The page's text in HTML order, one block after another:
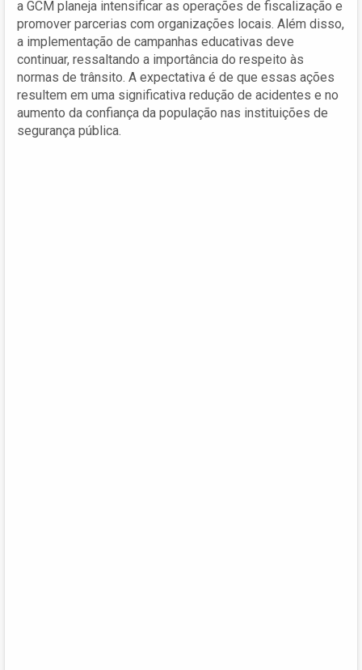
a GCM planeja intensificar as operações de fiscalização e
promover parcerias com organizações locais. Além disso,
a implementação de campanhas educativas deve
continuar, ressaltando a importância do respeito às
normas de trânsito. A expectativa é de que essas ações
resultem em uma significativa redução de acidentes e no
aumento da confiança da população nas instituições de
segurança pública.